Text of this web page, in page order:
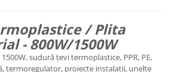
/ Plita
- 800W/1500W
sudură țevi termoplastice, PPR, PE,
termoregulator, proiecte instalații, unelte